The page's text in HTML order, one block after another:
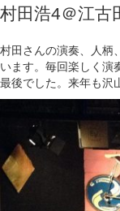
Contact
Online Lesson
村田浩4＠江古
村田さんの演奏、人柄
います。毎回楽しく演
最後でした。来年も沢